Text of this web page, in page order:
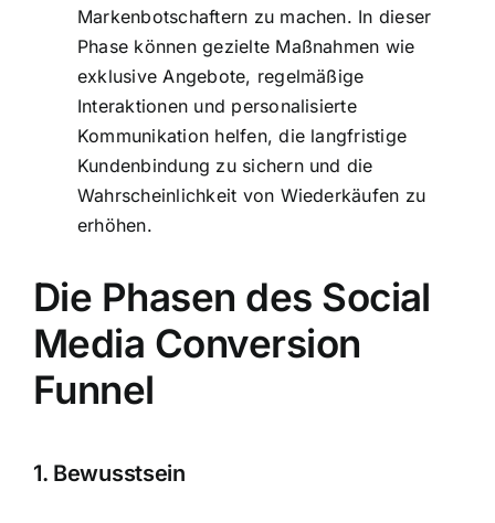
Markenbotschaftern zu machen. In dieser
Phase können gezielte Maßnahmen wie
exklusive Angebote, regelmäßige
Interaktionen und personalisierte
Kommunikation helfen, die langfristige
Kundenbindung zu sichern und die
Wahrscheinlichkeit von Wiederkäufen zu
erhöhen.
Die Phasen des Social
Media Conversion
Funnel
1. Bewusstsein